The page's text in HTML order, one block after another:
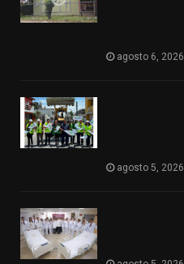
agosto 6, 2026
agosto 5, 2026